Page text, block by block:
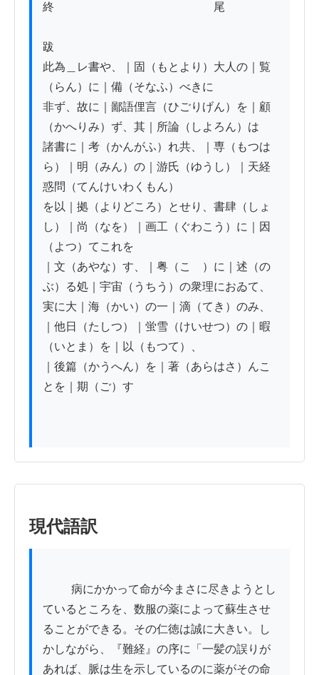
終　　　　　　　　　　　　　　尾
跋
此為＿レ書や、｜固（もとより）大人の｜覧
（らん）に｜備（そなふ）べきに
非ず、故に｜鄙語俚言（ひごりげん）を｜顧
（かへりみ）ず、其｜所論（しよろん）は
諸書に｜考（かんがふ）れ共、｜専（もつは
ら）｜明（みん）の｜游氏（ゆうし）｜天経
惑問（てんけいわくもん）
を以｜拠（よりどころ）とせり、書肆（しょ
し）｜尚（なを）｜画工（ぐわこう）に｜因
（よつ）てこれを
｜文（あやな）す、｜粤（こゝ）に｜述（の
ぶ）る処｜宇宙（うちう）の衆理におゐて、
実に大｜海（かい）の一｜滴（てき）のみ、
｜他日（たしつ）｜蛍雪（けいせつ）の｜暇
（いとま）を｜以（もつて）、
｜後篇（かうへん）を｜著（あらはさ）んこ
とを｜期（ご）す
現代語訳
ているところを、数服の薬によって蘇生させ
ることができる。その仁徳は誠に大きい。し
かしながら、『難経』の序に「一髪の誤りが
あれば、脈は生を示しているのに薬がその命